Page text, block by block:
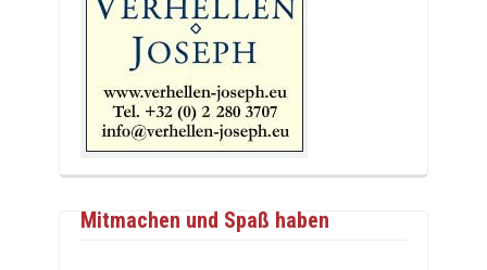
Mitmachen und Spaß haben